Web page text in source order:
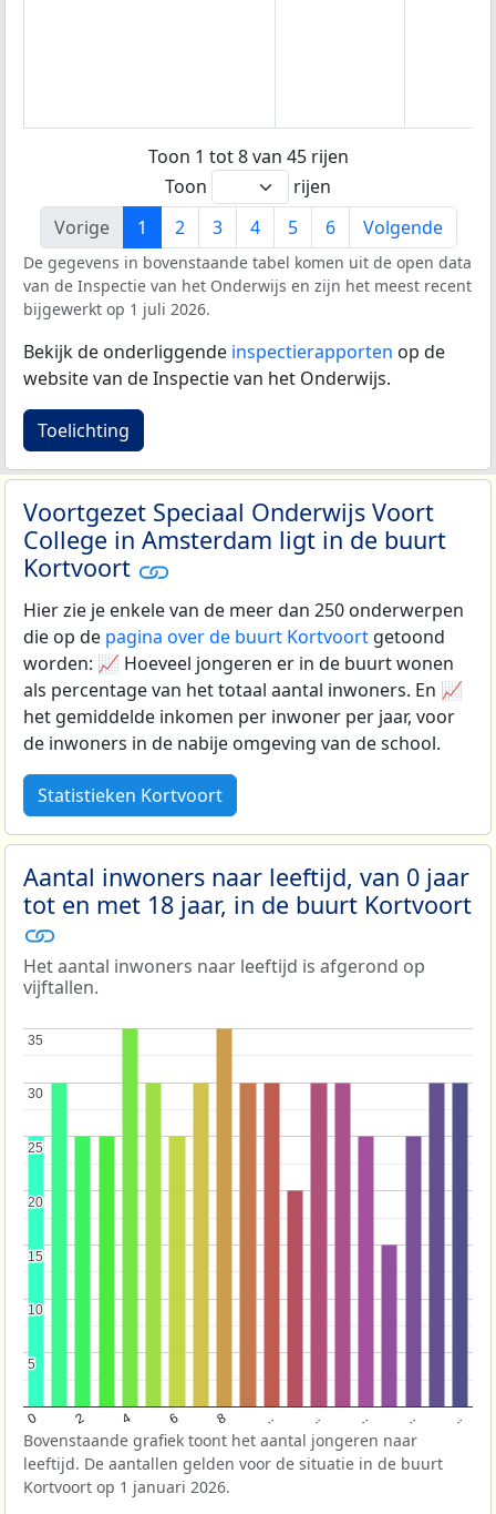
Toon 1 tot 8 van 45 rijen
Toon
rijen
Vorige
1 2 3 4 5 6 Volgende
De gegevens in bovenstaande tabel komen uit de open data
van de Inspectie van het Onderwijs en zijn het meest recent
bijgewerkt op 1 juli 2026.
Bekijk de onderliggende inspectierapporten op de
website van de Inspectie van het Onderwijs.
Toelichting
Voortgezet Speciaal Onderwijs Voort
College in Amsterdam ligt in de buurt
Kortvoort
Hier zie je enkele van de meer dan 250 onderwerpen
die op de pagina over de buurt Kortvoort getoond
worden: 📈 Hoeveel jongeren er in de buurt wonen
als percentage van het totaal aantal inwoners. En 📈
het gemiddelde inkomen per inwoner per jaar, voor
de inwoners in de nabije omgeving van de school.
Statistieken Kortvoort
Aantal inwoners naar leeftijd, van 0 jaar
tot en met 18 jaar, in de buurt Kortvoort
Het aantal inwoners naar leeftijd is afgerond op
vijftallen.
0 2 4 6 8 .. .. .. .. ..
5
5
10
10
15
15
20
20
25
25
30
30
35
35
Bovenstaande grafiek toont het aantal jongeren naar
leeftijd. De aantallen gelden voor de situatie in de buurt
Kortvoort op 1 januari 2026.